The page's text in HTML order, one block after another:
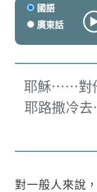
國語
廣東話
耶穌⋯⋯對
耶路撒冷
對一般人來說